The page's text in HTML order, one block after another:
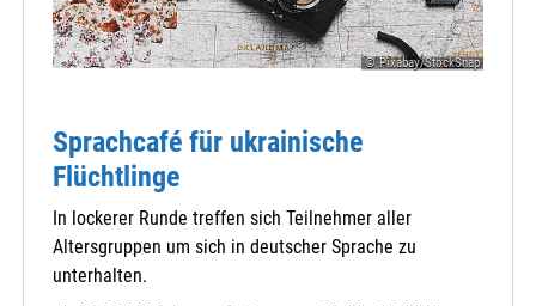
© Pixabay/StockSnap
Sprachcafé für ukrainische
Flüchtlinge
In lockerer Runde treffen sich Teilnehmer aller
Altersgruppen um sich in deutscher Sprache zu
unterhalten.